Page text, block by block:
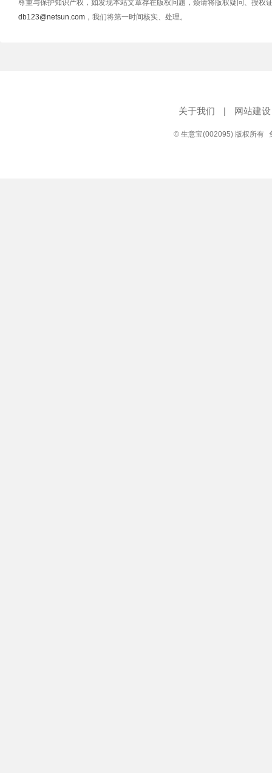
尊重与保护知识产权，如发现本站文章存在版权问题，烦请将版权疑问、授权
db123@netsun.com ，我们将第一时间核实、处理。
关于我们 | 网站建设
© 生意宝(002095) 版权所有